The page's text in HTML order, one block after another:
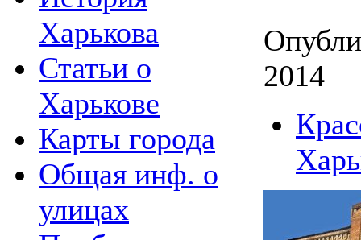
Харькова
Статьи о
Харькове
Карты города
Общая инф. о
улицах
2014